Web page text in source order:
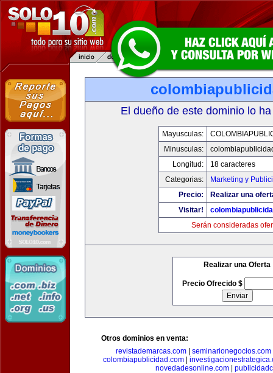
El dueño de este dominio lo
Mayusculas:
Minusculas:
Longitud:
18 caracteres
Categorias:
Marketing y
Precio:
Realizar una
Visitar!
Serán consideradas
Realizar una Oferta
Precio Ofrecido $
Otros dominios en venta:
revistademarcas.com
seminarionegocios.com
colombiapublicidad.com
novedadesonline.com|